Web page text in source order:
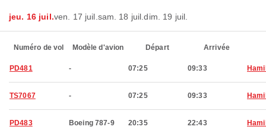
jeu. 16 juil.ven. 17 juil. sam. 18 juil.dim. 19 juil.
Numéro de vol Modèle d'avion Départ Arrivée
PD481 - 07:25 09:33
TS7067 - 07:25 09:33
PD483 Boeing 787-9 20:35 22:43